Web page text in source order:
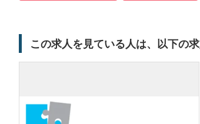
この求人を見ている人は、以下の